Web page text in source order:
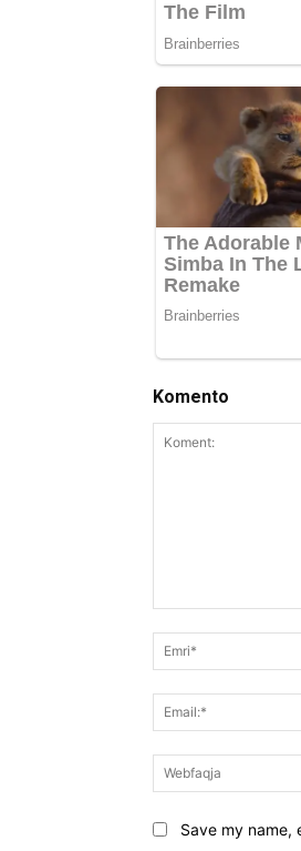
Komento
Save my name,